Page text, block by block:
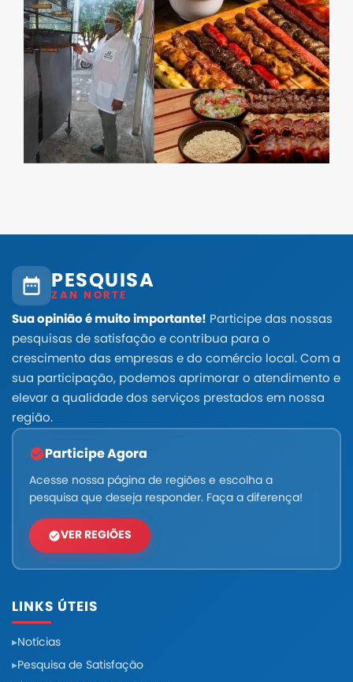
PESQUISA
ZAN NORTE
Sua opinião é muito importante! Participe das nossas
pesquisas de satisfação e contribua para o
crescimento das empresas e do comércio local. Com a
sua participação, podemos aprimorar o atendimento e
elevar a qualidade dos serviços prestados em nossa
região.
Participe Agora
Acesse nossa página de regiões e escolha a
pesquisa que deseja responder. Faça a diferença!
VER REGIÕES
LINKS ÚTEIS
Notícias
Pesquisa de Satisfação